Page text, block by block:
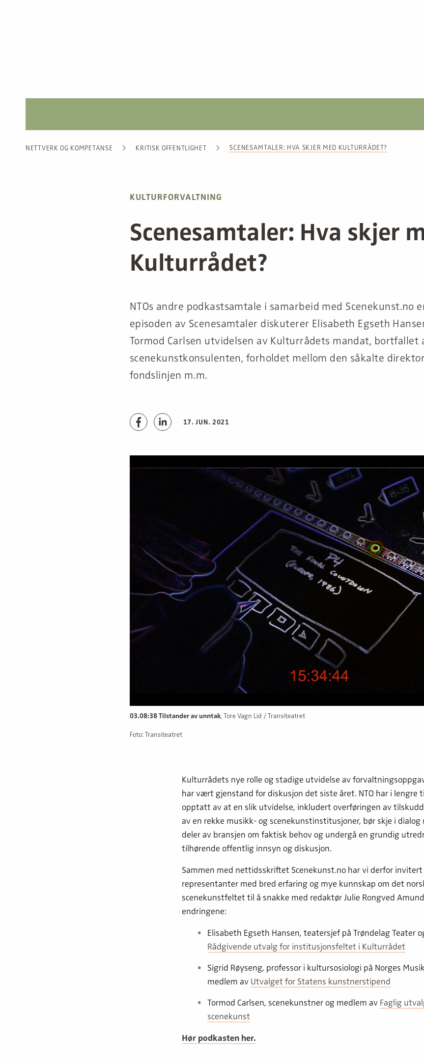
NETTVERK OG KOMPETANSE KRITISK OFFENTLIGHET SCENESAMTALER: HVA SKJER MED KULTURRÅDET?
KULTURFORVALTNING
Scenesamtaler: Hva skjer
Kulturrådet?
NTOs andre podkastsamtale i samarbeid med Scenekunst.no
episoden av Scenesamtaler diskuterer Elisabeth Egseth
Tormod Carlsen utvidelsen av Kulturrådets mandat, bortfallet
scenekunstkonsulenten, forholdet mellom den såkalte
fondslinjen m.m.
17. JUN. 2021
03.08:38 Tilstander av unntak, Tore Vagn Lid / Transiteatret
Foto: Transiteatret
Kulturrådets nye rolle og stadige utvidelse av
har vært gjenstand for diskusjon det siste året. NTO har i lengre
opptatt av at en slik utvidelse, inkludert overføringen av
av en rekke musikk- og scenekunstinstitusjoner, bør skje i dialog
deler av bransjen om faktisk behov og undergå en grundig
tilhørende offentlig innsyn og diskusjon.
Sammen med nettidsskriftet Scenekunst.no har vi derfor
representanter med bred erfaring og mye kunnskap om det
scenekunstfeltet til å snakke med redaktør Julie Rongved
endringene:
Elisabeth Egseth Hansen, teatersjef på Trøndelag Teater
Rådgivende utvalg for institusjonsfeltet i Kulturrådet
Sigrid Røyseng, professor i kultursosiologi på Norges
medlem av Utvalget for Statens kunstnerstipend
Tormod Carlsen, scenekunstner og medlem av Faglig
scenekunst
Hør podkasten her.